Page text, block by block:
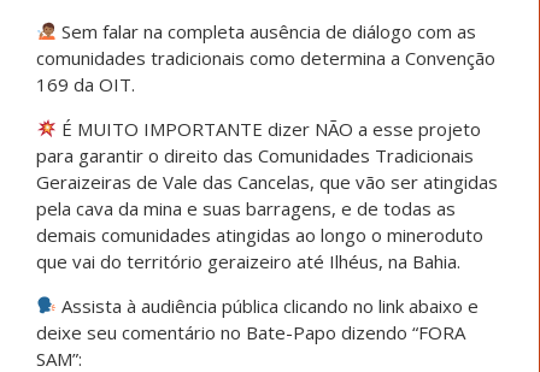
Sem falar na completa ausência de diálogo com as
comunidades tradicionais como determina a Convenção
169 da OIT.
É MUITO IMPORTANTE dizer NÃO a esse projeto
para garantir o direito das Comunidades Tradicionais
Geraizeiras de Vale das Cancelas, que vão ser atingidas
pela cava da mina e suas barragens, e de todas as
demais comunidades atingidas ao longo o mineroduto
que vai do território geraizeiro até Ilhéus, na Bahia.
Assista à audiência pública clicando no link abaixo e
deixe seu comentário no Bate-Papo dizendo “FORA
SAM”: